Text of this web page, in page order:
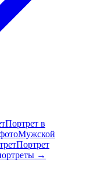
Портрет в
Мужской
Портрет
→